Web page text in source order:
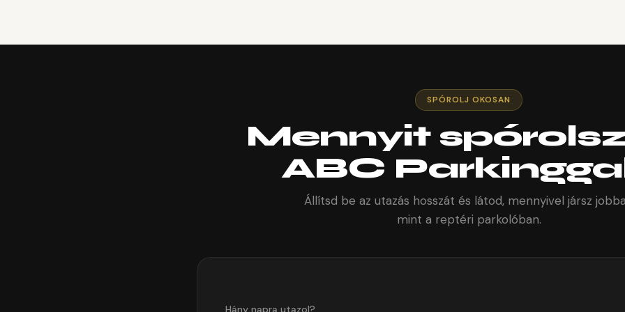
SPÓROLJ OKOSAN
Mennyit
ABC
Állítsd be az utazás hosszát és látod, mennyivel jársz
mint a reptéri parkolóban.
Hány napra utazol?